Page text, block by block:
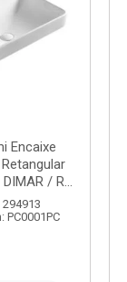
Encaixe
/ R...
PC0001PC